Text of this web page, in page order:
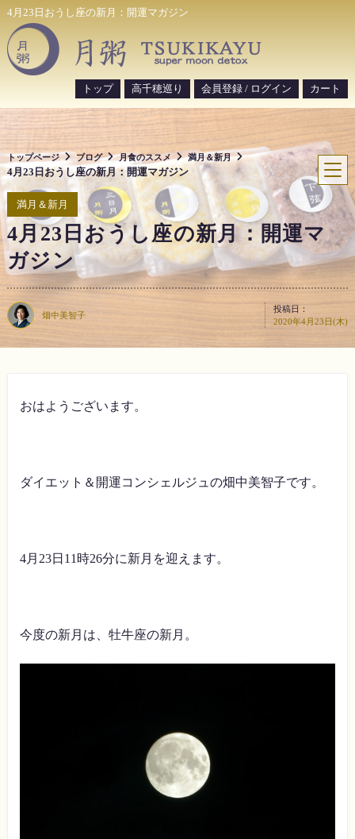
n
t
e
n
t
4月23日おうし座の新月：開運マガジン
トップ 高千穂巡り 会員登録 / ログイン カート
トップページ ブログ 月食のススメ 満月＆新月
4月23日おうし座の新月：開運マガジン
満月＆新月
4月23日おうし座の新月：開運マ
ガジン
畑中美智子
投稿日：
2020年4月23日(木)
おはようございます。
ダイエット＆開運コンシェルジュの畑中美智子です。
4月23日11時26分に新月を迎えます。
今度の新月は、牡牛座の新月。